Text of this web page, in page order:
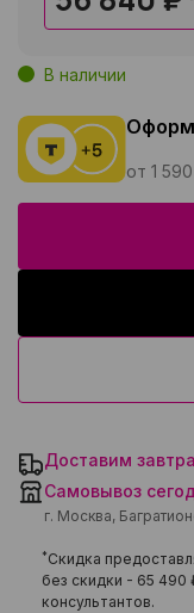
В наличии
от 1
Доставим завтра
Самовывоз
г. Москва,
*Скидка
без скидки - 65 490
консультантов.